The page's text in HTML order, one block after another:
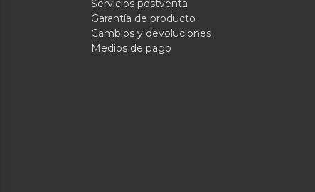
Servicios postventa
Garantía de producto
Cambios y devoluciones
Medios de pago